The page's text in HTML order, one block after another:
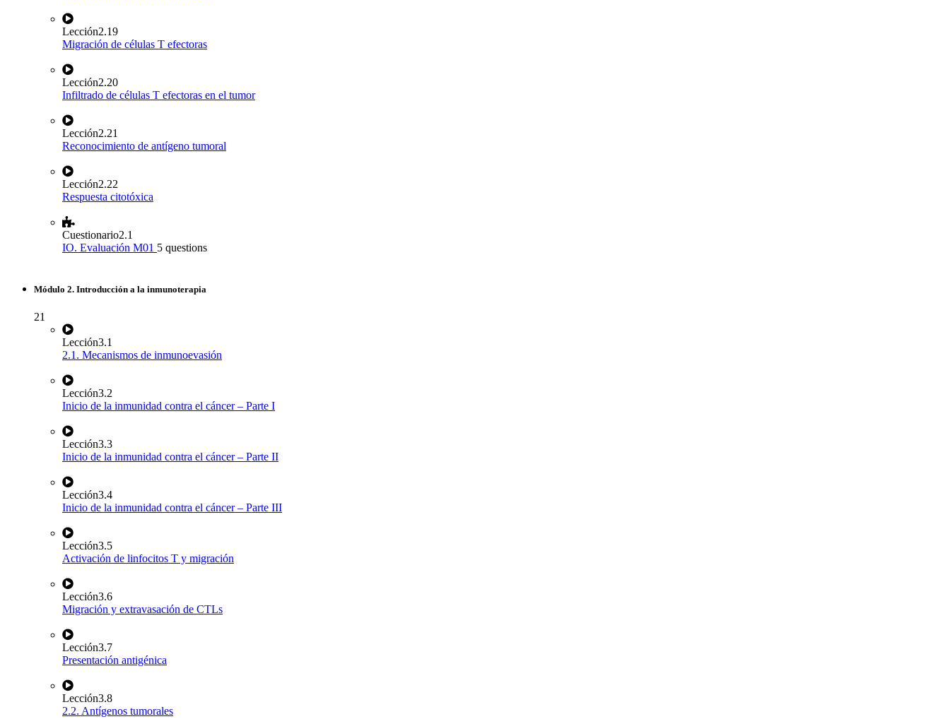
Lección2.19
Migración de células T efectoras
Lección2.20
Infiltrado de células T efectoras en el tumor
Lección2.21
Reconocimiento de antígeno tumoral
Lección2.22
Respuesta citotóxica
Cuestionario2.1
IO. Evaluación M01 5 questions
Módulo 2. Introducción a la inmunoterapia
21
Lección3.1
2.1. Mecanismos de inmunoevasión
Lección3.2
Inicio de la inmunidad contra el cáncer – Parte I
Lección3.3
Inicio de la inmunidad contra el cáncer – Parte II
Lección3.4
Inicio de la inmunidad contra el cáncer – Parte III
Lección3.5
Activación de linfocitos T y migración
Lección3.6
Migración y extravasación de CTLs
Lección3.7
Presentación antigénica
Lección3.8
2.2. Antígenos tumorales